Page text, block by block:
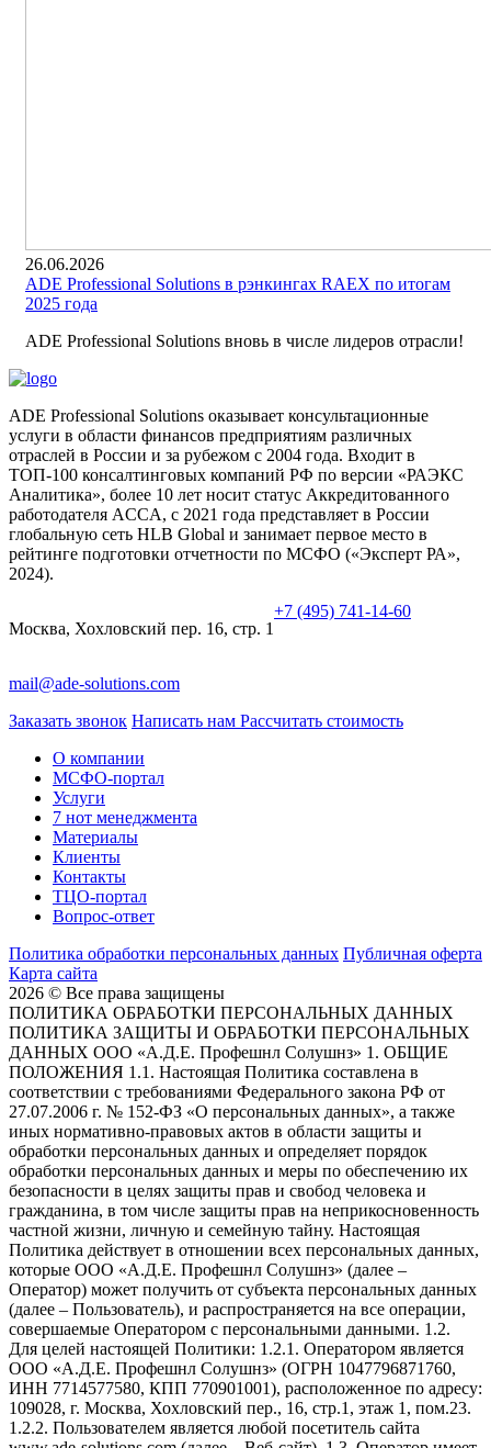
26.06.2026
ADE Professional Solutions в рэнкингах RAEX по итогам
2025 года
ADE Professional Solutions вновь в числе лидеров отрасли!
ADE Professional Solutions оказывает консультационные
услуги в области финансов предприятиям различных
отраслей в России и за рубежом с 2004 года. Входит в
ТОП-100 консалтинговых компаний РФ по версии «РАЭКС
Аналитика», более 10 лет носит статус Аккредитованного
работодателя ACCA, с 2021 года представляет в России
глобальную сеть HLB Global и занимает первое место в
рейтинге подготовки отчетности по МСФО («Эксперт РА»,
2024).
Москва, Хохловский пер. 16, стр. 1
+7 (495) 741-14-60
mail@ade-solutions.com
Заказать звонок Написать нам Рассчитать стоимость
О компании
МСФО-портал
Услуги
7 нот менеджмента
Материалы
Клиенты
Контакты
ТЦО-портал
Вопрос-ответ
Политика обработки персональных данных Публичная оферта
Карта сайта
2026 © Все права защищены
ПОЛИТИКА ОБРАБОТКИ ПЕРСОНАЛЬНЫХ ДАННЫХ
ПОЛИТИКА ЗАЩИТЫ И ОБРАБОТКИ ПЕРСОНАЛЬНЫХ
ДАННЫХ ООО «А.Д.Е. Профешнл Солушнз» 1. ОБЩИЕ
ПОЛОЖЕНИЯ 1.1. Настоящая Политика составлена в
соответствии с требованиями Федерального закона РФ от
27.07.2006 г. № 152-ФЗ «О персональных данных», а также
иных нормативно-правовых актов в области защиты и
обработки персональных данных и определяет порядок
обработки персональных данных и меры по обеспечению их
безопасности в целях защиты прав и свобод человека и
гражданина, в том числе защиты прав на неприкосновенность
частной жизни, личную и семейную тайну. Настоящая
Политика действует в отношении всех персональных данных,
которые ООО «А.Д.Е. Профешнл Солушнз» (далее –
Оператор) может получить от субъекта персональных данных
(далее – Пользователь), и распространяется на все операции,
совершаемые Оператором с персональными данными. 1.2.
Для целей настоящей Политики: 1.2.1. Оператором является
ООО «А.Д.Е. Профешнл Солушнз» (ОГРН 1047796871760,
ИНН 7714577580, КПП 770901001), расположенное по адресу:
109028, г. Москва, Хохловский пер., 16, стр.1, этаж 1, пом.23.
1.2.2. Пользователем является любой посетитель сайта